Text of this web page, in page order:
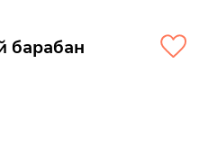
барабан